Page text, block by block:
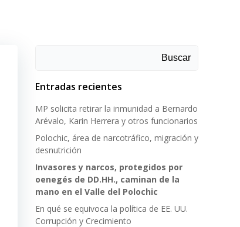
Buscar
Entradas recientes
MP solicita retirar la inmunidad a Bernardo
Arévalo, Karin Herrera y otros funcionarios
Polochic, área de narcotráfico, migración y
desnutrición
Invasores y narcos, protegidos por
oenegés de DD.HH., caminan de la
mano en el Valle del Polochic
En qué se equivoca la política de EE. UU.
Corrupción y Crecimiento